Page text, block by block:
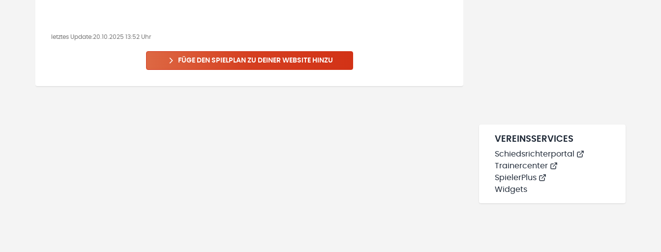
letztes Update:20.10.2025 13:52 Uhr
FÜGE DEN SPIELPLAN ZU DEINER WEBSITE HINZU
VEREINSSERVICES
Schiedsrichterportal
Trainercenter
SpielerPlus
Widgets